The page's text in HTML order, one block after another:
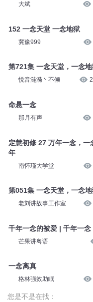
大斌
152 一念天堂 一念地狱
冀豫999
第721集 一念天堂，一念
悦音涟漪丶不倾
命悬一念
那月有声
定慧初修 27 万年一念，一
年
南怀瑾大学堂
第051集 一念天堂，一念
老刘讲故事工作室
千年一念的被爱 | 千年一念
芒果讲粤语
一念离真
格林强效助眠
您是不是在找：